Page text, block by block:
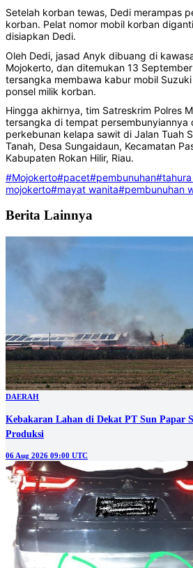
Setelah korban tewas, Dedi merampas
korban. Pelat nomor mobil korban
disiapkan Dedi.
Oleh Dedi, jasad Anyk dibuang di
Mojokerto, dan ditemukan 13
tersangka membawa kabur mobil
ponsel milik korban.
Hingga akhirnya, tim Satreskrim Polres
tersangka di tempat persembunyiannya
perkebunan kelapa sawit di Jalan Tuah
Tanah, Desa Sungaidaun, Kecamatan
Kabupaten Rokan Hilir, Riau.
#Mojokerto#pacet#pembunuhan
mojokerto#mayat wanita#pembunuhan
Berita Lainnya
DAERAH
Kebakaran Lahan di Dekat PT Sun Papar
Produksi
06 Aug 2026 09:00 UTC